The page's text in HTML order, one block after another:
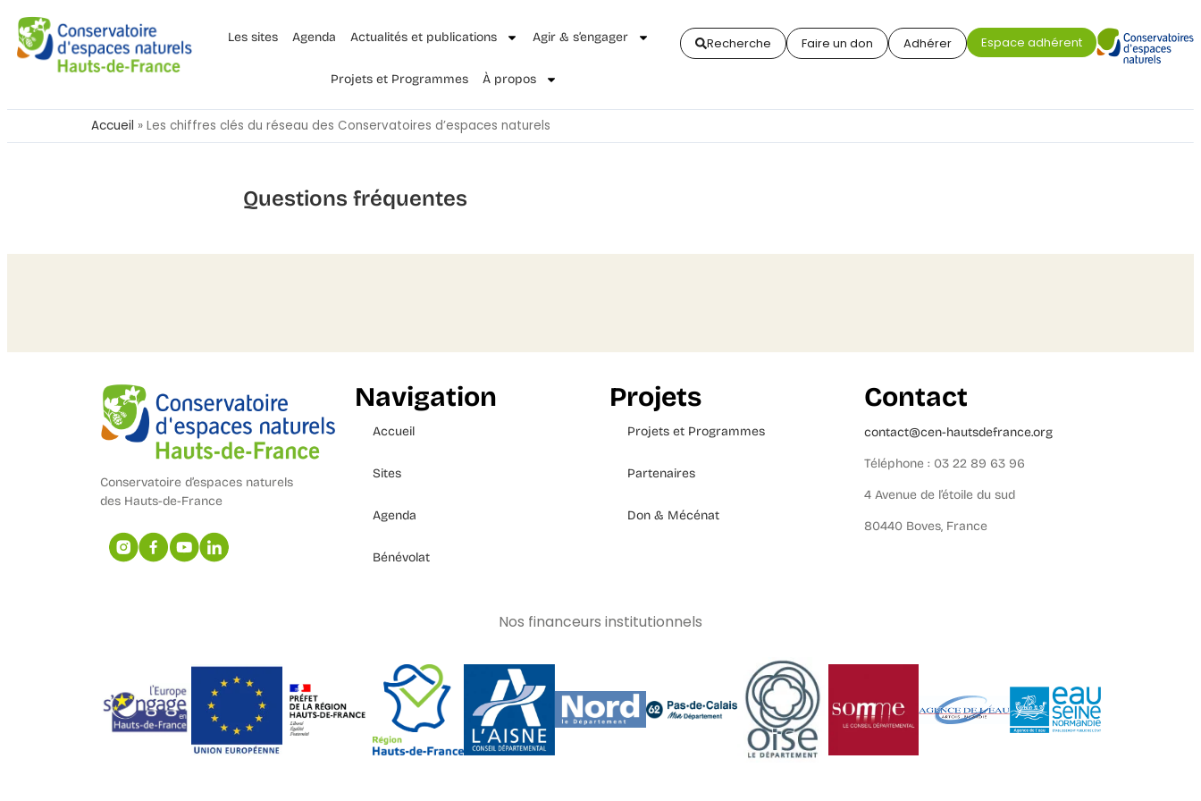
Les sites Agenda Actualités et publications Agir & s’engager
Projets et Programmes À propos
Recherche Faire un don Adhérer Espace adhérent
Accueil » Les chiffres clés du réseau des Conservatoires d’espaces naturels
Questions fréquentes
Conservatoire d’espaces naturels
des Hauts-de-France
Navigation
Accueil
Sites
Agenda
Bénévolat
Projets
Projets et Programmes
Partenaires
Don & Mécénat
Contact
contact@cen-hautsdefrance.org
Téléphone : 03 22 89 63 96
4 Avenue de l’étoile du sud
80440 Boves, France
Nos financeurs institutionnels